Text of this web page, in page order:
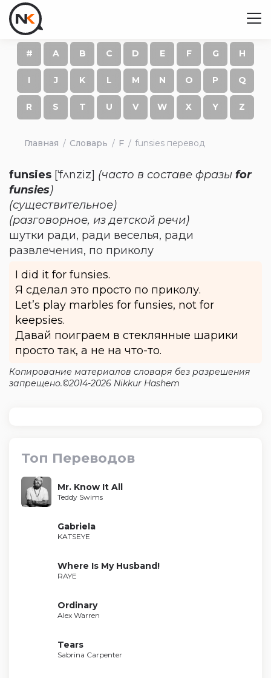
# A B C D E F G H
I J K L M N O P Q
R S T U V W X Y Z
Главная Словарь F funsies перевод
funsies [‘fʌnziz] (часто в составе фразы for
funsies)
(существительное)
(разговорное, из детской речи)
шутки ради, ради веселья, ради
развлечения, по приколу
I did it for funsies.
Я сделал это просто по приколу.
Let’s play marbles for funsies, not for
keepsies.
Давай поиграем в стеклянные шарики
просто так, а не на что-то.
Копирование материалов словаря без разрешения
запрещено.©2014-2026 Nikkur Hashem
Топ Переводов
Mr. Know It All
Teddy Swims
Gabriela
KATSEYE
Where Is My Husband!
RAYE
Ordinary
Alex Warren
Tears
Sabrina Carpenter